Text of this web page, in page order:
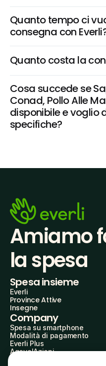
Quanto tempo ci
consegna con
Quanto costa la
Cosa succede se
Conad, Pollo Alle
disponibile e voglio
specifiche?
Amiamo
la spesa
Spesa insieme
Everli
Province Attive
Insegne
Company
Spesa su smartphone
Modalità di pagamento
Everli Plus
AgevolAzioni